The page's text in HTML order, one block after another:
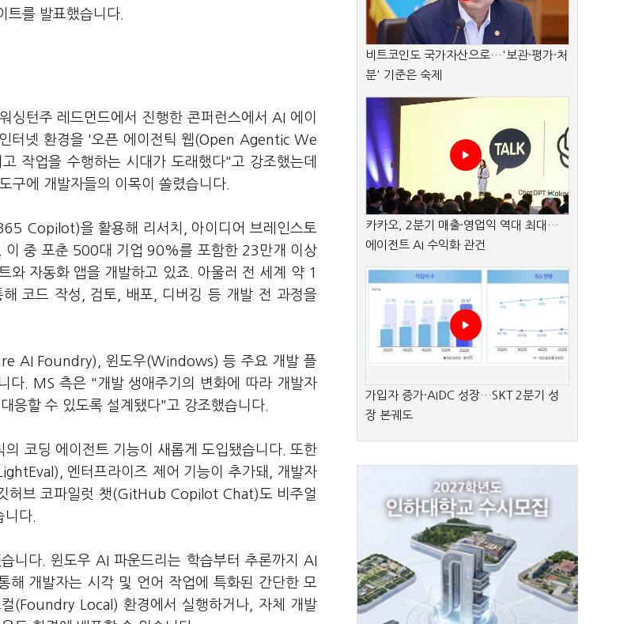
트를 발표했습니다.
턴주 레드먼드에서 진행한 콘퍼런스에서 AI 에이
터넷 환경을 '오픈 에이전틱 웹(Open Agentic We
작업을 수행하는 시대가 도래했다"고 강조했는데
구에 개발자들의 이목이 쏠렸습니다.
Copilot)을 활용해 리서치, 아이디어 브레인스토
이 중 포춘 500대 기업 90%를 포함한 23만개 이상
자동화 앱을 개발하고 있죠. 아울러 전 세계 약 1
코드 작성, 검토, 배포, 디버깅 등 개발 전 과정을
AI Foundry), 윈도우(Windows) 등 주요 개발 플
다. MS 측은 "개발 생애주기의 변화에 따라 개발자
응할 수 있도록 설계됐다"고 강조했습니다.
코딩 에이전트 기능이 새롭게 도입됐습니다. 또한
엔터프라이즈 제어 기능이 추가돼, 개발자
허브 코파일럿 챗(GitHub Copilot Chat)도 비주얼
다.
다. 윈도우 AI 파운드리는 학습부터 추론까지 AI
해 개발자는 시각 및 언어 작업에 특화된 간단한 모
(Foundry Local) 환경에서 실행하거나, 자체 개발
비트코인도 국가자산으로…'보관·평가·처
분' 기준은 숙제
카카오, 2분기 매출·영업익 역대 최대…
에이전트 AI 수익화 관건
가입자 증가·AIDC 성장…SKT 2분기 성
장 본궤도